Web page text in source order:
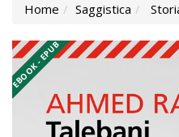
Home Saggistica
EBOOK - EPUB